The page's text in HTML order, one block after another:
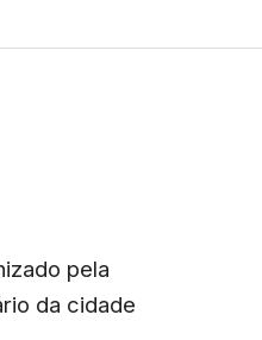
pela
da cidade